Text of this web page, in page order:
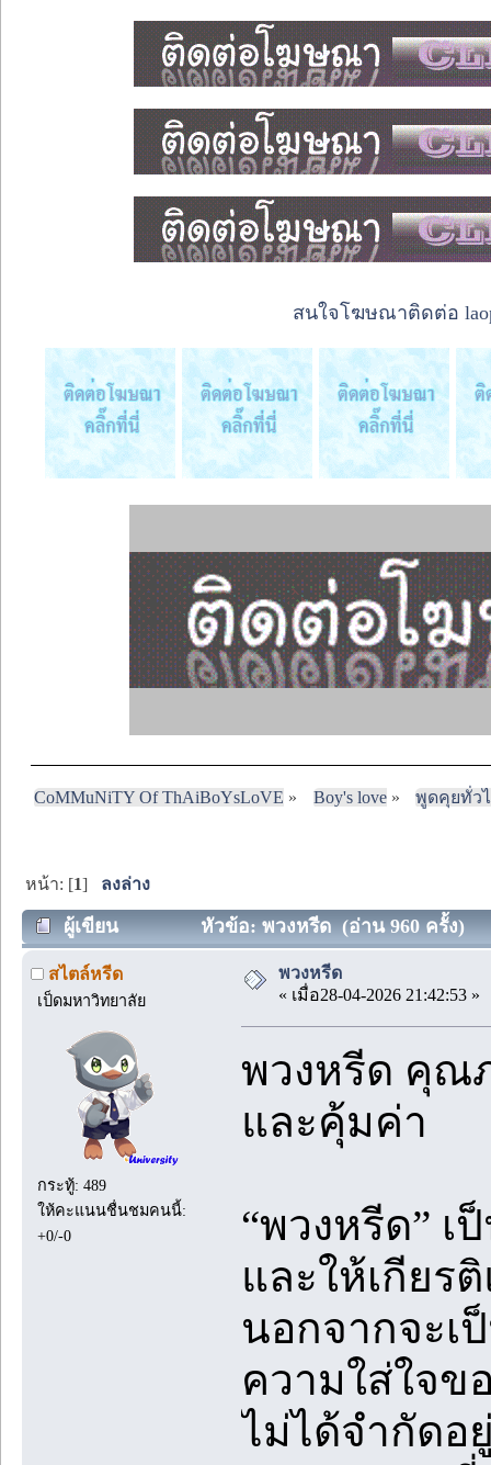
สนใจโฆษณาติดต่อ
CoMMuNiTY Of ThAiBoYsLoVE » Boy's love» พูดคุยทั่ว
หน้า: [1] ลงล่าง
ผู้เขียน หัวข้อ: พวงหรีด (อ่าน 960 ครั้ง)
สไตล์หรีด
เป็ดมหาวิทยาลัย
กระทู้: 489
ให้คะแนนชื่นชมคนนี้:
+0/-0
พวงหรีด
« เมื่อ28-04-2026 21:42:53 »
พวงหรีด คุณ
และคุ้มค่า
“พวงหรีด”
และให้เกียร
นอกจากจะเ
ความใส่ใจข
ไม่ได้จำกัดอ